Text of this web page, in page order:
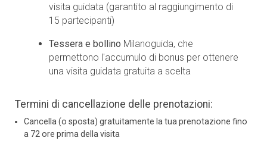
visita guidata (garantito al raggiungimento di
15 partecipanti)
Tessera e bollino Milanoguida, che
permettono l'accumulo di bonus per ottenere
una visita guidata gratuita a scelta
Termini di cancellazione delle prenotazioni:
Cancella (o sposta) gratuitamente la tua prenotazione fino
a 72 ore prima della visita